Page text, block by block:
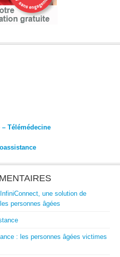
Télémédecine
InfiniConnect, une solution de
personnes âgées
: les personnes âgées victimes